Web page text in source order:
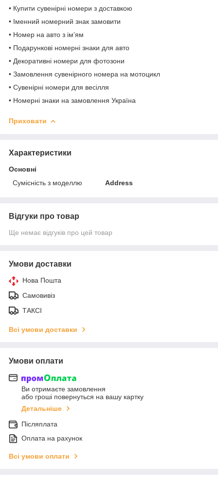
• Купити сувенірні номери з доставкою
• Іменний номерний знак замовити
• Номер на авто з ім’ям
• Подарункові номерні знаки для авто
• Декоративні номери для фотозони
• Замовлення сувенірного номера на мотоцикл
• Сувенірні номери для весілля
• Номерні знаки на замовлення Україна
Приховати
Характеристики
Основні
Сумісність з моделлю
Address
Відгуки про товар
Ще немає відгуків про цей товар
Умови доставки
Нова Пошта
Самовивіз
ТАКСІ
Всі умови доставки
Умови оплати
Ви отримаєте замовлення
або гроші повернуться на вашу картку
Детальніше
Післяплата
Оплата на рахунок
Всі умови оплати